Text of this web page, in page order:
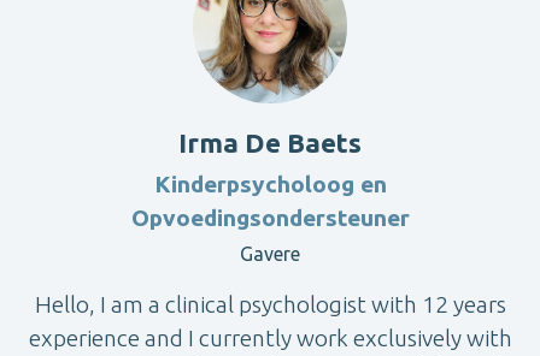
Irma De Baets
Kinderpsycholoog en
Opvoedingsondersteuner
Gavere
Hello, I am a clinical psychologist with 12 years
experience and I currently work exclusively with